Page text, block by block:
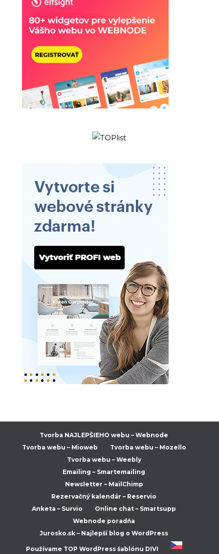
Tvorba NAJLEPŠIEHO webu – Webnode
Tvorba webu – Mioweb
Tvorba webu – Mozello
Tvorba webu – Weebly
Emailing – Smartemailing
Newsletter – MailChimp
Rezervačný kalendár – Reservio
Anketa – Survio
Online chat – Smartsupp
Webnode poradňa
Jurosko.sk – Najlepší blog o WordPress
Používame TOP WordPress šablónu DIVI